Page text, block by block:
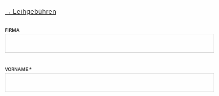
→ Leihgebühren
FIRMA
VORNAME *